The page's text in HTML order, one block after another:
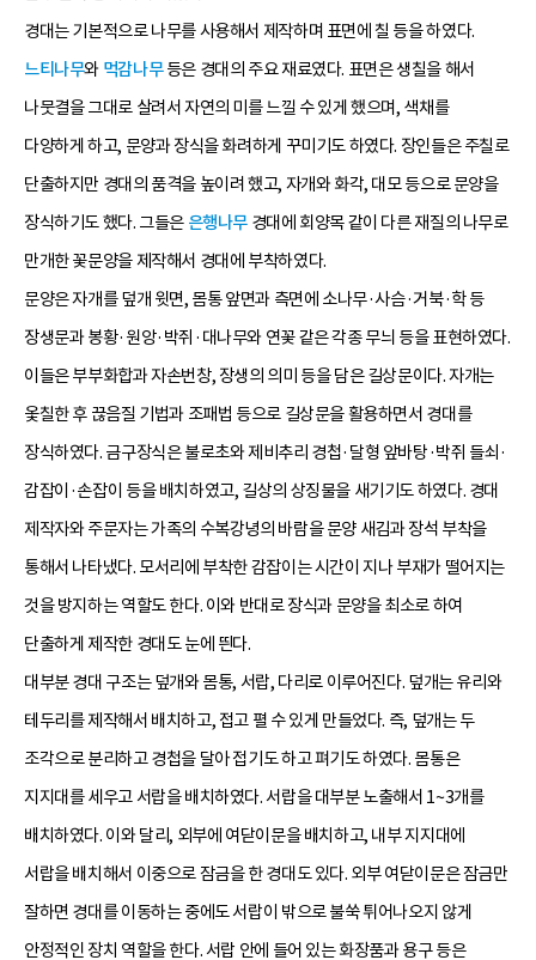
경대는 기본적으로 나무를 사용해서 제작하며 표면에 칠 등을 하였다.
느티나무와 먹감나무등은 경대의 주요 재료였다. 표면은 생칠을 해서
나뭇결을 그대로 살려서 자연의 미를 느낄 수 있게 했으며, 색채를
다양하게 하고, 문양과 장식을 화려하게 꾸미기도 하였다. 장인들은 주칠로
단출하지만 경대의 품격을 높이려 했고, 자개와 화각, 대모 등으로 문양을
장식하기도 했다. 그들은 은행나무 경대에 회양목 같이 다른 재질의 나무로
만개한 꽃문양을 제작해서 경대에 부착하였다.
문양은 자개를 덮개 윗면, 몸통 앞면과 측면에 소나무·사슴·거북·학 등
장생문과 봉황·원앙·박쥐·대나무와 연꽃 같은 각종 무늬 등을 표현하였다.
이들은 부부화합과 자손번창, 장생의 의미 등을 담은 길상문이다. 자개는
옻칠한 후 끊음질 기법과 조패법 등으로 길상문을 활용하면서 경대를
장식하였다. 금구장식은 불로초와 제비추리 경첩·달형 앞바탕·박쥐 들쇠·
감잡이·손잡이 등을 배치하였고, 길상의 상징물을 새기기도 하였다. 경대
제작자와 주문자는 가족의 수복강녕의 바람을 문양 새김과 장석 부착을
통해서 나타냈다. 모서리에 부착한 감잡이는 시간이 지나 부재가 떨어지는
것을 방지하는 역할도 한다. 이와 반대로 장식과 문양을 최소로 하여
단출하게 제작한 경대도 눈에 띈다.
대부분 경대 구조는 덮개와 몸통, 서랍, 다리로 이루어진다. 덮개는 유리와
테두리를 제작해서 배치하고, 접고 펼 수 있게 만들었다. 즉, 덮개는 두
조각으로 분리하고 경첩을 달아 접기도 하고 펴기도 하였다. 몸통은
지지대를 세우고 서랍을 배치하였다. 서랍을 대부분 노출해서 1~3개를
배치하였다. 이와 달리, 외부에 여닫이문을 배치하고, 내부 지지대에
서랍을 배치해서 이중으로 잠금을 한 경대도 있다. 외부 여닫이문은 잠금만
잘하면 경대를 이동하는 중에도 서랍이 밖으로 불쑥 튀어나오지 않게
안정적인 장치 역할을 한다. 서랍 안에 들어 있는 화장품과 용구 등은